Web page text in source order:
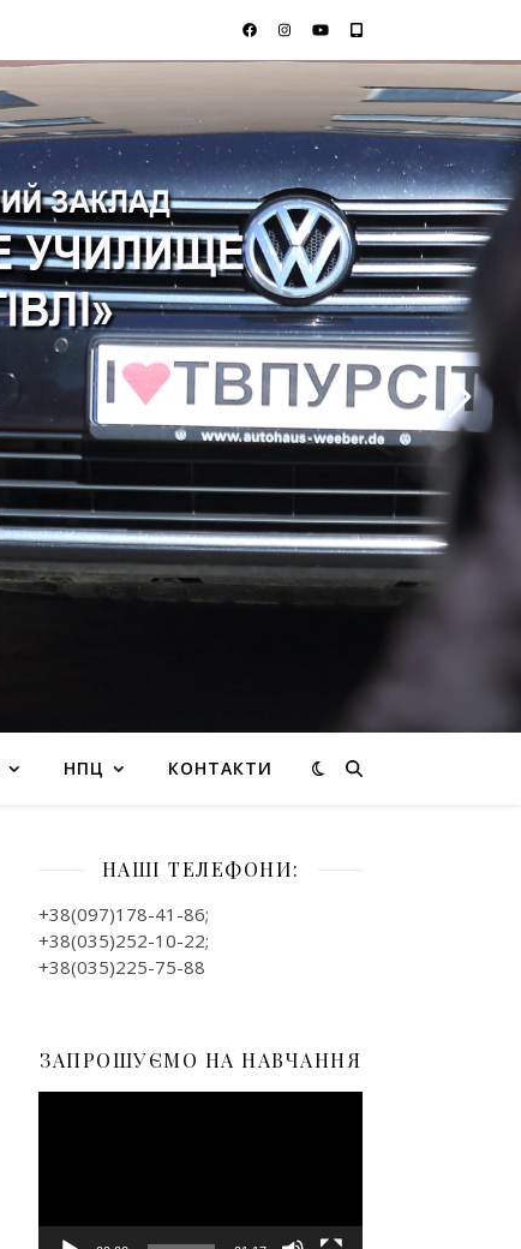
НПЦ КОНТАКТИ
НАШІ ТЕЛЕФОНИ:
+38(097)178-41-86;
+38(035)252-10-22;
+38(035)225-75-88
ЗАПРОШУЄМО НА НАВЧАННЯ